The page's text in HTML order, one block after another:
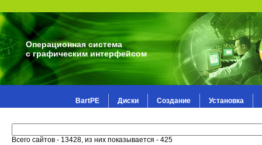
Операционная система
с графическим интерфейсом
BartPE Диски Создание Установка
Всего сайтов - 13428, из них показывается - 425